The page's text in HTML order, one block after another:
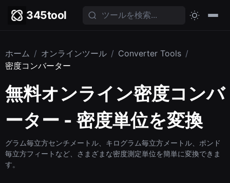
345tool
ホーム / オンラインツール / Converter Tools /
密度コンバーター
無料オンライン密度コンバ
ーター - 密度単位を変換
グラム毎立方センチメートル、キログラム毎立方メートル、ポンド
毎立方フィートなど、さまざまな密度測定単位を簡単に変換できま
す。